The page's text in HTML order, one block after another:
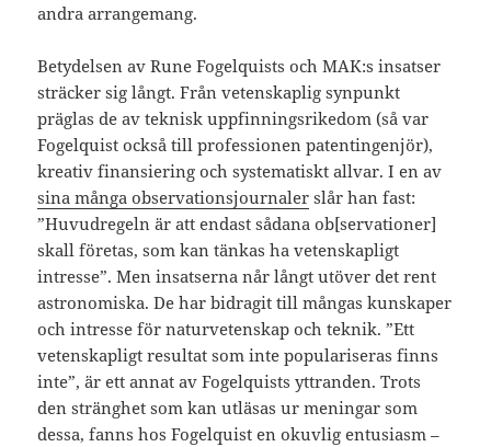
andra arrangemang.
Betydelsen av Rune Fogelquists och MAK:s insatser
sträcker sig långt. Från vetenskaplig synpunkt
präglas de av teknisk uppfinningsrikedom (så var
Fogelquist också till professionen patentingenjör),
kreativ finansiering och systematiskt allvar. I en av
sina många observationsjournaler slår han fast:
”Huvudregeln är att endast sådana ob[servationer]
skall företas, som kan tänkas ha vetenskapligt
intresse”. Men insatserna når långt utöver det rent
astronomiska. De har bidragit till mångas kunskaper
och intresse för naturvetenskap och teknik. ”Ett
vetenskapligt resultat som inte populariseras finns
inte”, är ett annat av Fogelquists yttranden. Trots
den stränghet som kan utläsas ur meningar som
dessa, fanns hos Fogelquist en okuvlig entusiasm –